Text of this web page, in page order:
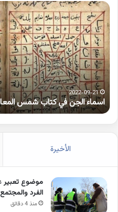
اسماء
الجن
في
كتاب
شمس
المعارف
2022-09-21
اسماء الجن في كتاب شمس
الأخيرة
موضوع تعبير
الفرد والمجتمع
منذ 4 دقائق